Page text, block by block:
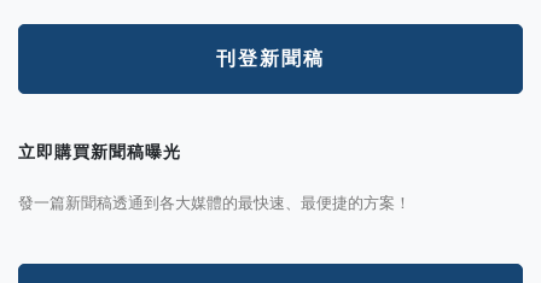
刊登新聞稿
立即購買新聞稿曝光
發一篇新聞稿透通到各大媒體的最快速、最便捷的方案！